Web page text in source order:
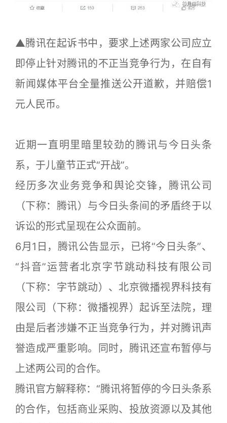
▲腾讯在起诉书中，要求上述两家公司应立
即停止针对腾讯的不正当竞争行为，在自有
新闻媒体平台全量推送公开道歉，并赔偿1
元人民币。
近期一直明里暗里较劲的腾讯与今日头条
系，于儿童节正式“开战”。
经历多次业务竞争和舆论交锋，腾讯公司
（下称：腾讯）与今日头条间的矛盾终于以
诉讼的形式呈现在公众面前。
6月1日，腾讯公告显示，已将“今日头条”、
“抖音”运营者北京字节跳动科技有限公司
（下称：字节跳动）、北京微播视界科技有
限公司（下称：微播视界）起诉至法院，理
由是后者涉嫌不正当竞争行为，并对腾讯声
誉造成严重影响。同时，腾讯还宣布暂停与
上述两公司的合作。
腾讯官方解释称：“腾讯将暂停的今日头条系
的合作，包括商业采购、投放资源以及其他